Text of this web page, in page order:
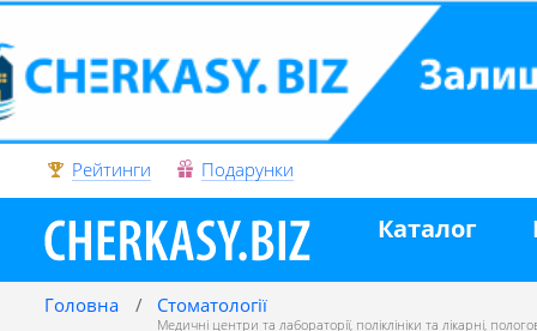
Рейтинги Подарунки
Каталог
Головна Стоматології
Медичні центри та лабораторії, поліклініки та лікарні,